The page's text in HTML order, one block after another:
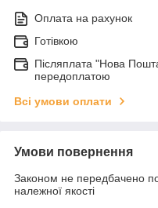
Оплата на рахунок
Готівкою
Післяплата "Нова
передоплатою
Всі умови оплати
Умови повернення
Законом не передбачено
належної якості